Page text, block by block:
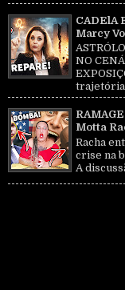
CADElA
Marcy
NO
trajetória
Motta
Racha
crise na
A